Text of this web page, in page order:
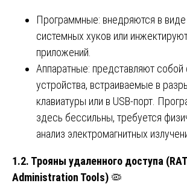
Программные: внедряются в
системных хуков или
приложений.
Аппаратные: представляют собой
устройства, встраиваемые в
клавиатуры или в USB-порт.
здесь бессильны, требуется
анализ электромагнитных
1.2. Трояны удаленного доступа
Administration Tools) 🦠